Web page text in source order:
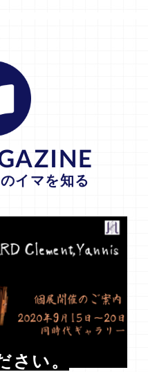
イマを知る
さい。